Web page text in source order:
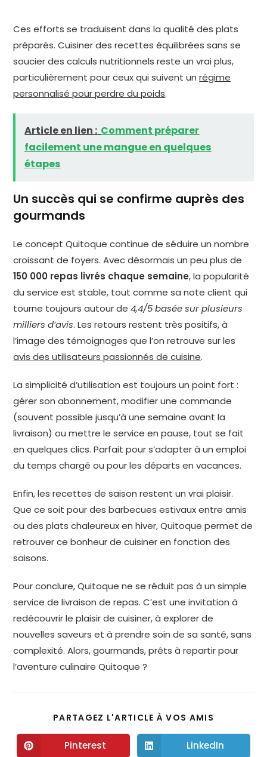
Ces efforts se traduisent dans la qualité des plats
préparés. Cuisiner des recettes équilibrées sans se
soucier des calculs nutritionnels reste un vrai plus,
particulièrement pour ceux qui suivent unrégime
personnalisé pour perdre du poids.
Article en lien : Comment préparer
facilement une mangue en quelques
étapes
Un succès qui se confirme auprès des
gourmands
Le concept Quitoque continue de séduire un nombre
croissant de foyers. Avec désormais un peu plus de
150 000 repas livrés chaque semaine, la popularité
du service est stable, tout comme sa note client qui
tourne toujours autour de4,4/5 basée sur plusieurs
milliers d’avis. Les retours restent très positifs, à
l’image des témoignages que l’on retrouve sur les
avis des utilisateurs passionnés de cuisine.
La simplicité d’utilisation est toujours un point fort :
gérer son abonnement, modifier une commande
(souvent possible jusqu’à une semaine avant la
livraison) ou mettre le service en pause, tout se fait
en quelques clics. Parfait pour s’adapter à un emploi
du temps chargé ou pour les départs en vacances.
Enfin, les recettes de saison restent un vrai plaisir.
Que ce soit pour des barbecues estivaux entre amis
ou des plats chaleureux en hiver, Quitoque permet de
retrouver ce bonheur de cuisiner en fonction des
saisons.
Pour conclure, Quitoque ne se réduit pas à un simple
service de livraison de repas. C’est une invitation à
redécouvrir le plaisir de cuisiner, à explorer de
nouvelles saveurs et à prendre soin de sa santé, sans
complexité. Alors, gourmands, prêts à repartir pour
l’aventure culinaire Quitoque ?
PARTAGEZ L'ARTICLE À VOS AMIS
Pinterest LinkedIn